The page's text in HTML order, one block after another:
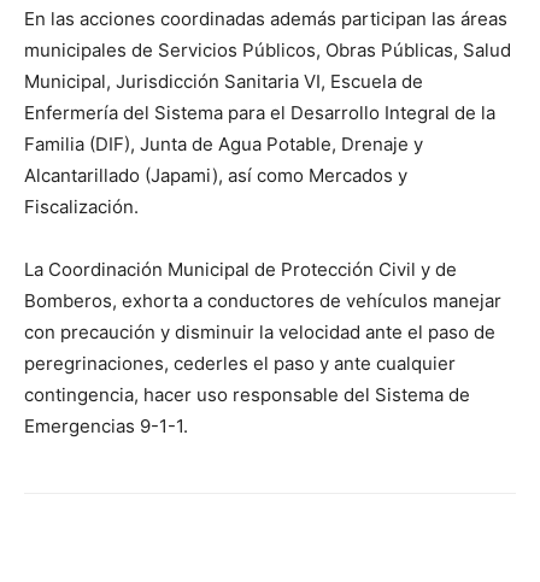
En las acciones coordinadas además participan las áreas
municipales de Servicios Públicos, Obras Públicas, Salud
Municipal, Jurisdicción Sanitaria VI, Escuela de
Enfermería del Sistema para el Desarrollo Integral de la
Familia (DIF), Junta de Agua Potable, Drenaje y
Alcantarillado (Japami), así como Mercados y
Fiscalización.
La Coordinación Municipal de Protección Civil y de
Bomberos, exhorta a conductores de vehículos manejar
con precaución y disminuir la velocidad ante el paso de
peregrinaciones, cederles el paso y ante cualquier
contingencia, hacer uso responsable del Sistema de
Emergencias 9-1-1.